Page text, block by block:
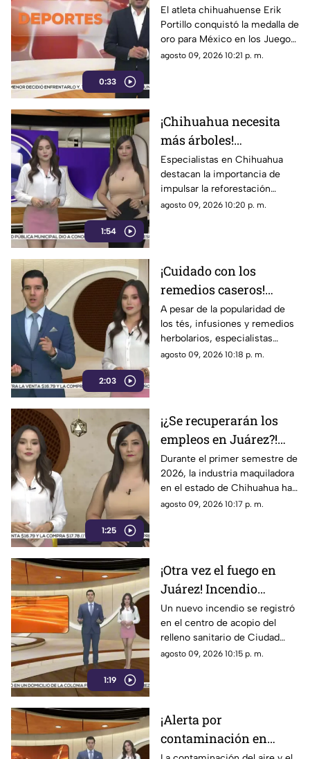
0:33
el oro para México y
comparte podio con su
hermano en Santo
Domingo 2026
El atleta chihuahuense Erik
Portillo conquistó la medalla de
oro para México en los Juegos
Centroamericanos y del
agosto 09, 2026 10:21 p. m.
1:54
¡Chihuahua necesita
más árboles!
Especialistas revelan
cómo la reforestación
puede mejorar el aire y
la salud de la ciudad
Especialistas en Chihuahua
destacan la importancia de
impulsar la reforestación
urbana como una medida clave
agosto 09, 2026 10:20 p. m.
2:03
¡Cuidado con los
remedios caseros!
Médicos advierten que
los tés y plantas
medicinales no
sustituyen a los
A pesar de la popularidad de
los tés, infusiones y remedios
herbolarios, especialistas
médicos advierten que las
agosto 09, 2026 10:18 p. m.
1:25
¡¿Se recuperarán los
empleos en Juárez?!
Prevén inversiones por
600 millones de dólares
para Chihuahua
Durante el primer semestre de
2026, la industria maquiladora
en el estado de Chihuahua ha
enfrentado un panorama de
particular en Ciudad Juárez
agosto 09, 2026 10:17 p. m.
1:19
¡Otra vez el fuego en
Juárez! Incendio
consume más de 200
mil llantas en el relleno
sanitario y esto se sabe
Un nuevo incendio se registró
en el centro de acopio del
relleno sanitario de Ciudad
Juárez, Chihuahua, donde
agosto 09, 2026 10:15 p. m.
¡Alerta por
contaminación en